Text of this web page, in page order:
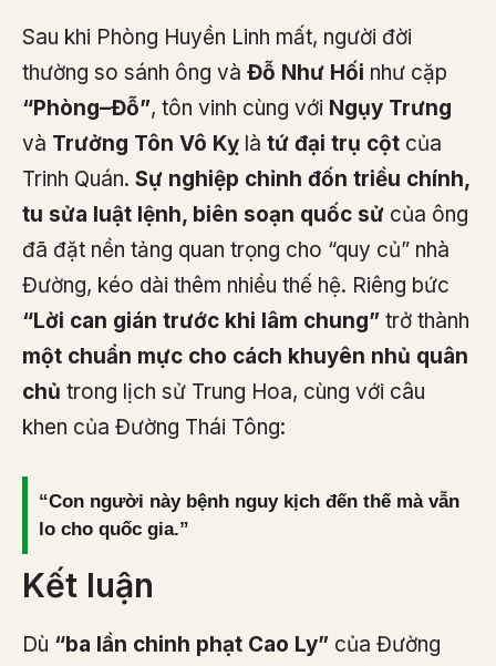
Sau khi Phòng Huyền Linh mất, người đời
thường so sánh ông và Đỗ Như Hối như cặp
“Phòng–Đỗ”, tôn vinh cùng với Ngụy Trưng
và Trưởng Tôn Vô Kỵ là tứ đại trụ cột của
Trinh Quán. Sự nghiệp chỉnh đốn triều chính,
tu sửa luật lệnh, biên soạn quốc sử của ông
đã đặt nền tảng quan trọng cho “quy củ” nhà
Đường, kéo dài thêm nhiều thế hệ. Riêng bức
“Lời can gián trước khi lâm chung” trở thành
một chuẩn mực cho cách khuyên nhủ quân
chủ trong lịch sử Trung Hoa, cùng với câu
khen của Đường Thái Tông:
“Con người này bệnh nguy kịch đến thế mà vẫn
lo cho quốc gia.”
Kết luận
Dù “ba lần chinh phạt Cao Ly” của Đường